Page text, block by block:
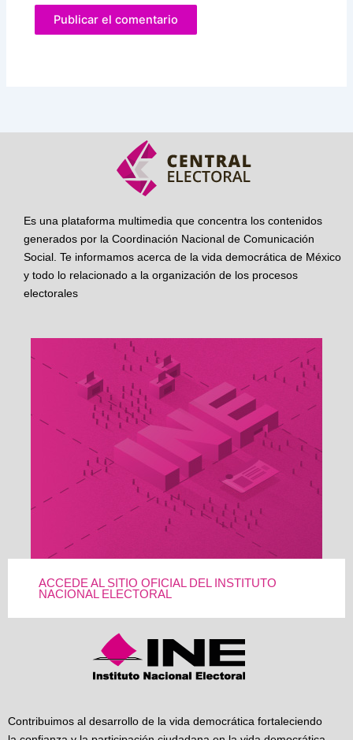
Es una plataforma multimedia que concentra los contenidos
generados por la Coordinación Nacional de Comunicación
Social. Te informamos acerca de la vida democrática de México
y todo lo relacionado a la organización de los procesos
electorales
ACCEDE AL SITIO OFICIAL DEL INSTITUTO
NACIONAL ELECTORAL
Contribuimos al desarrollo de la vida democrática fortaleciendo